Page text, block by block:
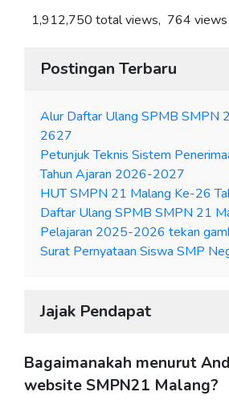
1,912,750 total views, 764
Postingan Terbaru
Alur Daftar Ulang SPMB SMPN
2627
Petunjuk Teknis Sistem
Tahun Ajaran 2026-2027
HUT SMPN 21 Malang Ke-26
Daftar Ulang SPMB SMPN 21
Pelajaran 2025-2026 tekan
Surat Pernyataan Siswa SMP
Jajak Pendapat
Bagaimanakah menurut
website SMPN21 Malang?